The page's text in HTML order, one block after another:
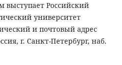
выступает Российский
университет
и почтовый адрес
г. Санкт-Петербург, наб.